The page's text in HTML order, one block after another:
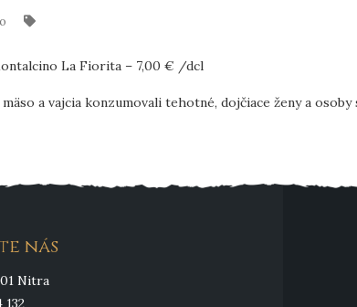
La Fiorita – 7,00 € /dcl
a vajcia konzumovali tehotné, dojčiace ženy a osoby
nás
Nitra
132